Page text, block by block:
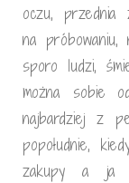
oczu, przednia
na próbowaniu,
sporo ludzi,
można sobie
najbardziej z
popołudnie,
zakupy a ja